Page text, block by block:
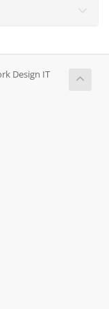
Design IT